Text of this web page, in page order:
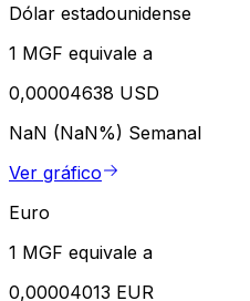
Dólar estadounidense
1 MGF equivale a
0,00004638 USD
NaN (NaN%) Semanal
Ver gráfico
Euro
1 MGF equivale a
0,00004013 EUR